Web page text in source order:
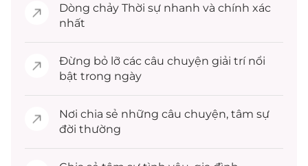
Dòng chảy Thời sự nhanh và chính xác
nhất
Đừng bỏ lỡ các câu chuyện giải trínổi
bật trong ngày
Nơi chia sẻ những câu chuyện, tâm sự
đời thường